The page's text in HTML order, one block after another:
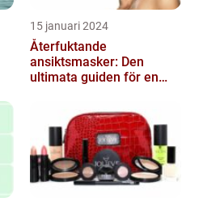
15 januari 2024
Återfuktande
ansiktsmasker: Den
ultimata guiden för en